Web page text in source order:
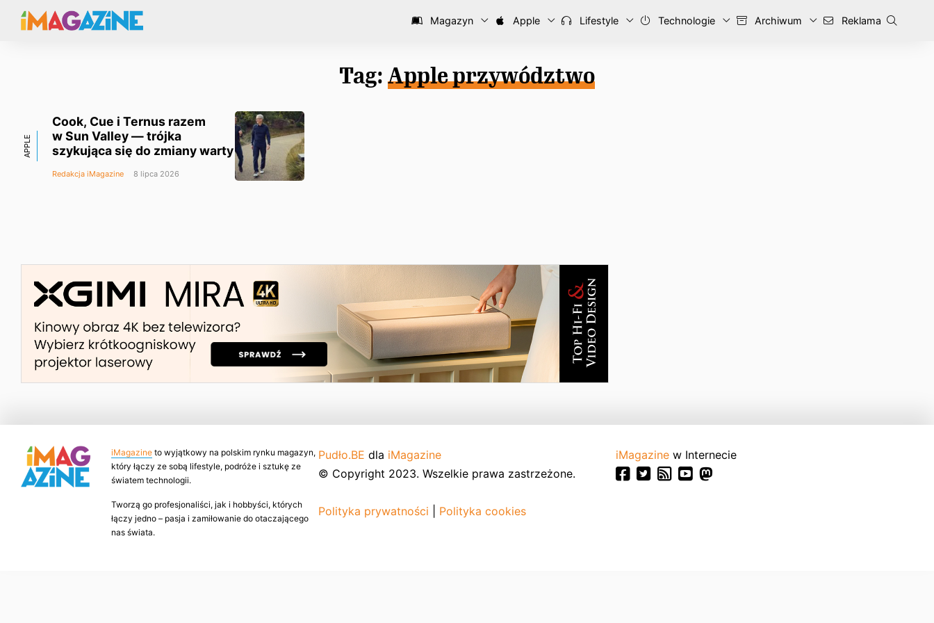
Magazyn Apple Lifestyle Technologie Archiwum Reklama
Tag: Apple przywództwo
APPLE
Cook, Cue i Ternus razem
w Sun Valley — trójka
szykująca się do zmiany warty
Redakcja iMagazine 8 lipca 2026
iMagazine to wyjątkowy na polskim rynku magazyn,
który łączy ze sobą lifestyle, podróże i sztukę ze
światem technologii.
Tworzą go profesjonaliści, jak i hobbyści, których
łączy jedno – pasja i zamiłowanie do otaczającego
nas świata.
Pudło.BE dla iMagazine
© Copyright 2023. Wszelkie prawa zastrzeżone.
Polityka prywatności Polityka cookies
iMagazine w Internecie